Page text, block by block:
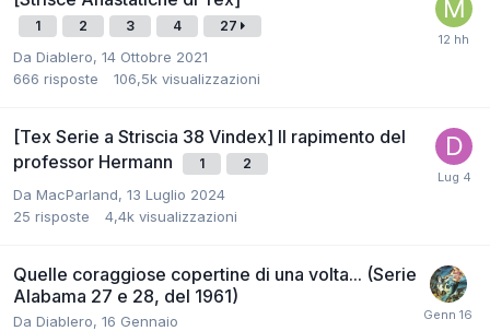
1 2 3 4 27
Da Diablero, 14 Ottobre 2021
666 risposte 106,5k visualizzazioni
[Tex Serie a Striscia 38 Vindex] Il rapimento del
professor Hermann
1 2
Da MacParland, 13 Luglio 2024
25 risposte 4,4k visualizzazioni
Quelle coraggiose copertine di una volta... (Serie
Alabama 27 e 28, del 1961)
Da Diablero, 16 Gennaio